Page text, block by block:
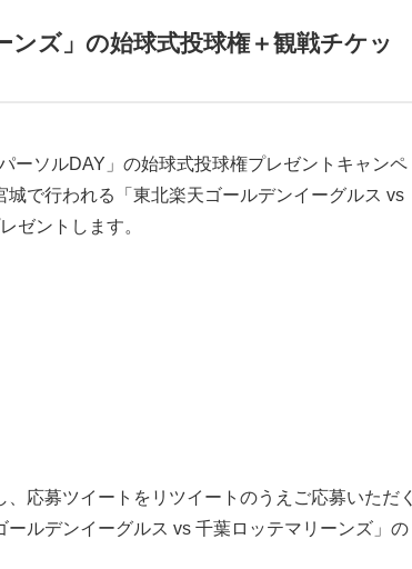
ズ」の始球式投球権＋観戦チケッ
ーソルDAY」の始球式投球権プレゼントキャンペ
で行われる「東北楽天ゴールデンイーグルス vs
ゼントします。
、応募ツイートをリツイートのうえご応募いただく
ルデンイーグルス vs 千葉ロッテマリーンズ」の